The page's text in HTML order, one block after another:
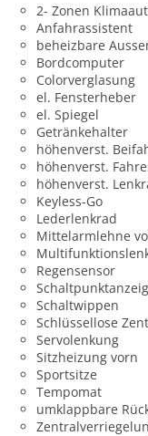
2- Zonen
Anfahrassistent
beheizbare
Bordcomputer
Colorverglasung
el. Fensterheber
el. Spiegel
Getränkehalter
höhenverst.
höhenverst.
höhenverst.
Keyless-Go
Lederlenkrad
Mittelarmlehne
Regensensor
Schaltwippen
Schlüssellose
Servolenkung
Sitzheizung vorn
Sportsitze
Tempomat
umklappbare